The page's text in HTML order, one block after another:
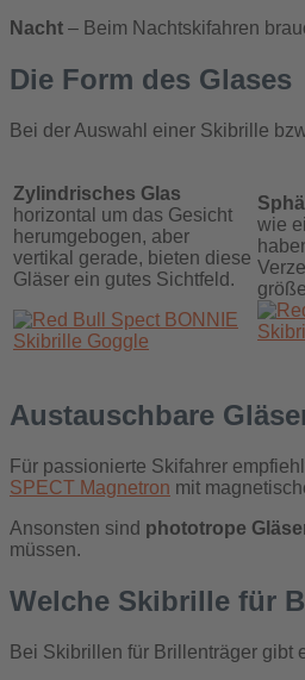
Nacht – Beim Nachtskifahren
Die Form des Glases
Bei der Auswahl einer Skibrille
Zylindrisches Glas
horizontal um das Gesicht
herumgebogen, aber
vertikal gerade, bieten diese
Gläser ein gutes Sichtfeld.
wie
Austauschbare
Für passionierte Skifahrer
SPECT Magnetron mit
Ansonsten sind phototrope
müssen.
Welche Skibrille für
Bei Skibrillen für Brillenträger gibt